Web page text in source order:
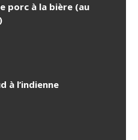
porc à la bière (au
à l’indienne